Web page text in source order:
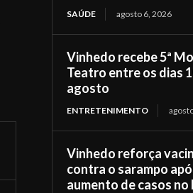
SAÚDE agosto 6, 2026
Vinhedo recebe 5ª
Teatro entre os dias
agosto
ENTRETENIMENTO
Vinhedo reforça
contra o sarampo
aumento de casos no